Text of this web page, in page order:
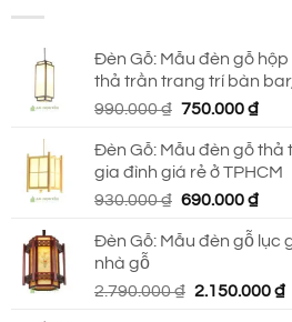
Đèn Gỗ: Mẫu đèn gỗ
thả trần trang trí bàn
990.000₫ Giá
là:
990.000 ₫.
750.000₫Giá
tại
là:
Đèn Gỗ: Mẫu đèn gỗ
gia đình giá rẻ ở TPHCM
930.000₫ Giá
là:
690.000₫Giá
tại
Đèn Gỗ: Mẫu đèn gỗ lục
nhà gỗ
2.790.000₫ Giá
2.150.000₫